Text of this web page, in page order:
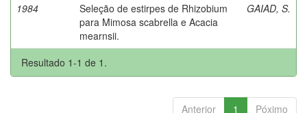
1984
Seleção de estirpes de Rhizobium
para Mimosa scabrella e Acacia
mearnsii.
GAIAD, S.
Resultado 1-1 de 1.
Anterior 1 Póximo